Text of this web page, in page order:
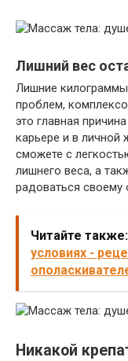
Лишний вес
Лишние
проблем,
это главная
карьере и в
сможете с
лишнего веса, а
радоваться своему
Читайте также:
условиях -
Никакой